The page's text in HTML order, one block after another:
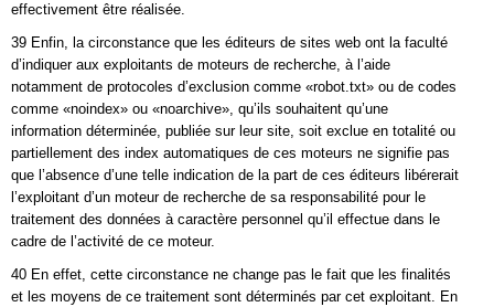
effectivement être réalisée.
39 Enfin, la circonstance que les éditeurs de sites web ont la faculté
d’indiquer aux exploitants de moteurs de recherche, à l’aide
notamment de protocoles d’exclusion comme «robot.txt» ou de codes
comme «noindex» ou «noarchive», qu’ils souhaitent qu’une
information déterminée, publiée sur leur site, soit exclue en totalité ou
partiellement des index automatiques de ces moteurs ne signifie pas
que l’absence d’une telle indication de la part de ces éditeurs libérerait
l’exploitant d’un moteur de recherche de sa responsabilité pour le
traitement des données à caractère personnel qu’il effectue dans le
cadre de l’activité de ce moteur.
40 En effet, cette circonstance ne change pas le fait que les finalités
et les moyens de ce traitement sont déterminés par cet exploitant. En